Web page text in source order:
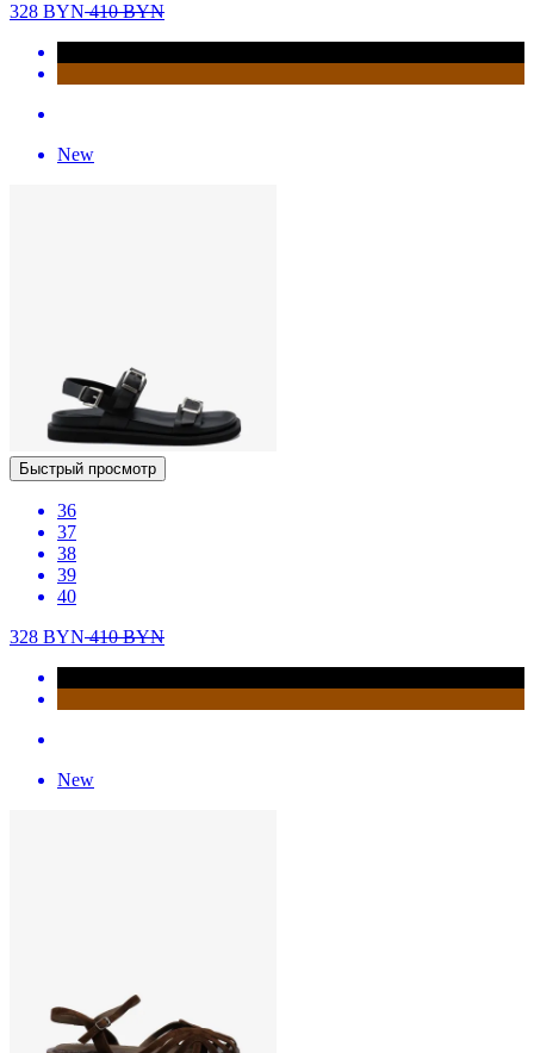
328 BYN410BYN
New
Быстрый просмотр
36
37
38
39
40
328 BYN410BYN
New